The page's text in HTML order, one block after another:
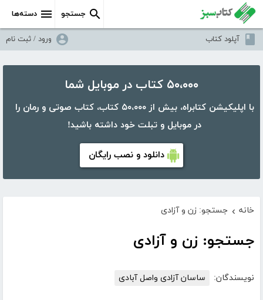
دسته‌ها جستجو
آپلود کتاب ورود / ثبت نام
۵۰،۰۰۰ کتاب در موبایل شما
با اپلیکیشن کتابراه، بیش از ۵۰،۰۰۰ کتاب، کتاب صوتی و رمان را
در موبایل و تبلت خود داشته باشید!
دانلود و نصب رایگان
خانه › جستجو: زن و آزادی
جستجو: زن و آزادی
نویسندگان: ساسان آزادی واصل آبادی